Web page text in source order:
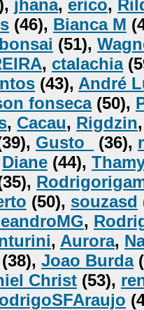
jhana, erico,
(46), Bianca M
(51),
, ctalachia
(43), André
fonseca(50),
, Cacau, Rigdzin
Gusto_ (36),
Diane (44),
(50), souzasd
,
, Aurora,
(38), Joao Burda
Christ (53),